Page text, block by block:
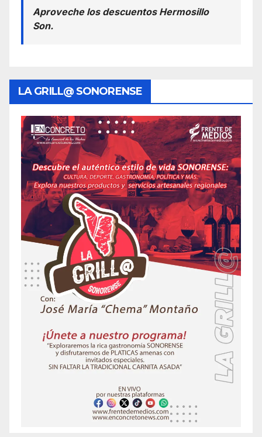
Aproveche los descuentos Hermosillo
Son.
LA GRILL@ SONORENSE